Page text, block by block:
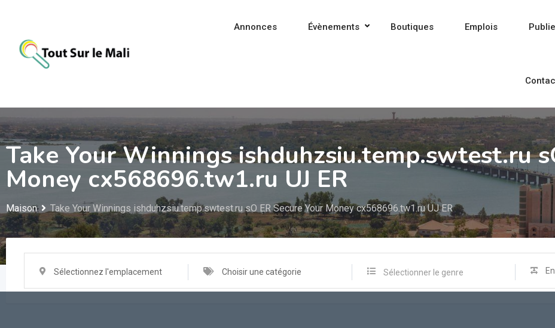
contenu
Annonces Évènements Boutiques Emplois
Take Your Winnings ishduhzsiu.temp.swtest.ru
Money cx568696.tw1.ru UJ ER
Maison Take Your Winnings ishduhzsiu.temp.swtest.ru sO ER Secure Your Money cx568696.tw1.ru UJ ER
Sélectionnez l'emplacement Choisir une catégorie Sélectionner le genre